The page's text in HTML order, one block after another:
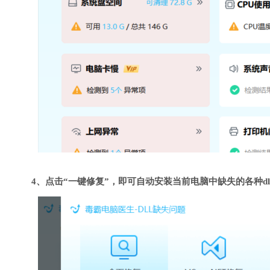
4、点击“一键修复”，即可自动安装当前电脑中缺失的各种